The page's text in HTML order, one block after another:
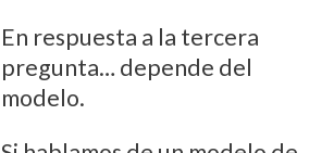
En respuesta a la tercera
pregunta… depende del
modelo.